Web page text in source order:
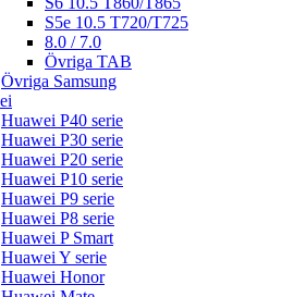
S5e 10.5 T720/T725
8.0 / 7.0
Övriga TAB
Övriga Samsung
Huawei P40 serie
Huawei P30 serie
Huawei P20 serie
Huawei P10 serie
Huawei P9 serie
Huawei P8 serie
Huawei P Smart
Huawei Y serie
Huawei Honor